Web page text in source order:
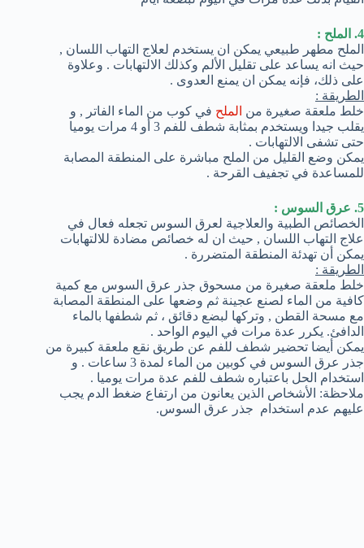
4. الملح :
الملح مطهر طبيعي يمكن ان يستخدم لعلاج التهاب اللسان ,
حيث انه يساعد على تقليل الألم وكذلك الالتهابات . وعلاوة
على ذلك، فإنه يمكن ان يمنع العدوى .
الطريقة :
خلط ملعقة صغيرة من الملح في كوب من الماء الفاتر , و
يقلب جيدا ويستخدم بمثابة شطف للفم 3 أو 4 مرات يوميا
حتى تشفى الالتهابات .
يمكن وضع القليل من الملح مباشرة على المنطقة المصابة
للمساعدة في تجفيف القرحة .
5. عرق السوس :
الخصائص الطبية والعلاجية لعرق السوس تجعله فعال في
علاج التهاب اللسان , حيث ان له خصائص مضادة للالتهابات
يمكن أن تهدئة المنطقة المتضررة .
الطريقة :
خلط ملعقة صغيرة من مسحوق جذر عرق السوس مع كمية
كافية من الماء لصنع عجينة ثم وضعها على المنطقة المصابة
مع مسحة القطن , وتركها لبضع دقائق ، ثم شطفها بالماء
الدافئ. يكرر عدة مرات في اليوم الواحد .
يمكن أيضا تحضير شطف للفم عن طريق نقع ملعقة كبيرة من
جذر عرق السوس في كوبين من الماء لمدة 3 ساعات . و
استخدام الحل باعتباره شطف للفم عدة مرات يوميا .
ملاحظة: الأشخاص الذين يعانون من ارتفاع ضغط الدم يجب
عليهم عدم استخدام جذر عرق السوس.